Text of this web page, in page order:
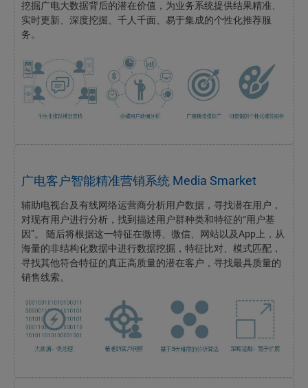
挖掘广电大数据背后的潜在价值，为业务系统提供结果精准、
实时更新、深度挖掘、千人千面、易于集成的个性化推荐服
务。
广电客户智能精准营销系统 Media Smarket
辅助电视台及有线网络运营商分析用户数据，寻找潜在用户，
对现有用户进行分析，找到描述用户群种类和特征的“用户基
因”。 随后将根据这一特征在微博、微信、网站以及App上，从
海量的非结构化数据中进行数据挖掘，特征比对、模式匹配，
寻找其他符合特征的真正高质量的潜在客户，寻找最具质量的
销售线索。